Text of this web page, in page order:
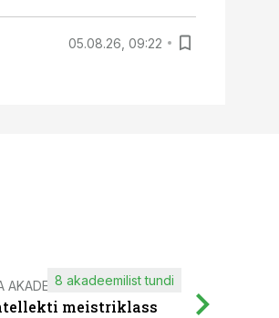
05.08.26, 09:22
AKADEEMIA
meistriklass
8 akadeemilist tundi